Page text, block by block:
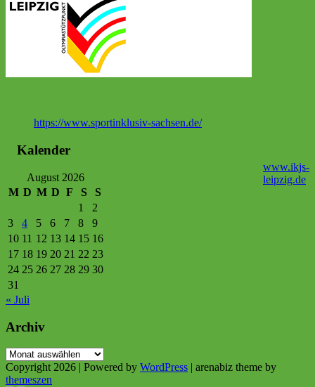
https://www.sportinklusiv-sachsen.de/
www.ikjs-
leipzig.de
Kalender
August 2026
M D M D F S
S
1
2
3
4 5 6 7 8
9
10 11 12 13 14 15 16
17 18 19 20 21 22 23
24 25 26 27 28 29 30
31
« Juli
Archiv
Archiv
Copyright 2026 | Powered by WordPress | arenabiz theme by
themeszen